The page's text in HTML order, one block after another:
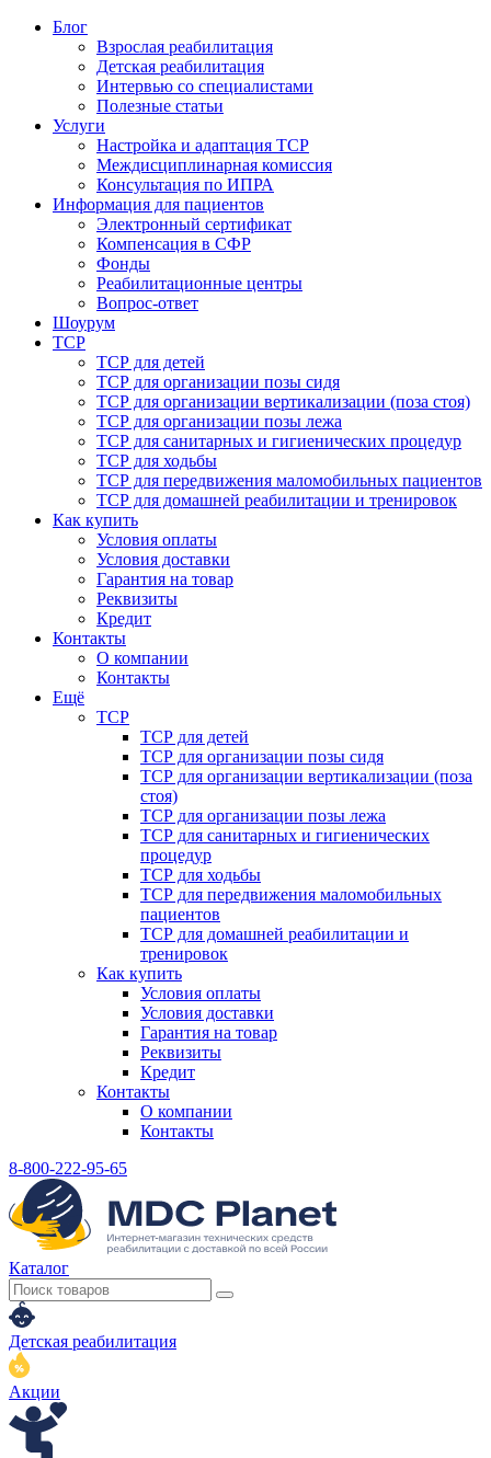
Блог
Взрослая реабилитация
Детская реабилитация
Интервью со специалистами
Полезные статьи
Услуги
Настройка и адаптация ТСР
Междисциплинарная комиссия
Консультация по ИПРА
Информация для пациентов
Электронный сертификат
Компенсация в СФР
Фонды
Реабилитационные центры
Вопрос-ответ
Шоурум
ТСР
ТСР для детей
ТСР для организации позы сидя
ТСР для организации вертикализации (поза стоя)
ТСР для организации позы лежа
ТСР для санитарных и гигиенических процедур
ТСР для ходьбы
ТСР для передвижения маломобильных пациентов
ТСР для домашней реабилитации и тренировок
Как купить
Условия оплаты
Условия доставки
Гарантия на товар
Реквизиты
Кредит
Контакты
О компании
Контакты
Ещё
ТСР
ТСР для детей
ТСР для организации позы сидя
ТСР для организации вертикализации (поза
стоя)
ТСР для организации позы лежа
ТСР для санитарных и гигиенических
процедур
ТСР для ходьбы
ТСР для передвижения маломобильных
пациентов
ТСР для домашней реабилитации и
тренировок
Как купить
Условия оплаты
Условия доставки
Гарантия на товар
Реквизиты
Кредит
Контакты
О компании
Контакты
8-800-222-95-65
Каталог
Детская реабилитация
Акции